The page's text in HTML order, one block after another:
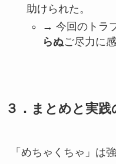
助けられた。
→ 今回のトラ
らぬご尽力に
３．まとめと実践
「めちゃくちゃ」は